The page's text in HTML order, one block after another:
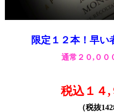
限定１２本！早い
通常２０,００
税込１４,
（税抜